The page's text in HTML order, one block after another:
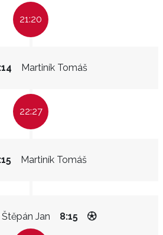
21:20
Martiník Tomáš
22:27
Martiník Tomáš
Jan 8:15